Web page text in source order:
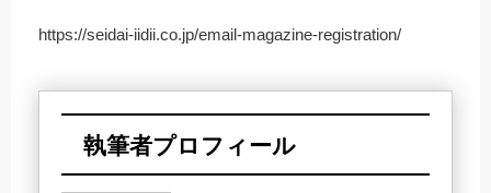
https://seidai-iidii.co.jp/email-magazine-registration/
執筆者プロフィール